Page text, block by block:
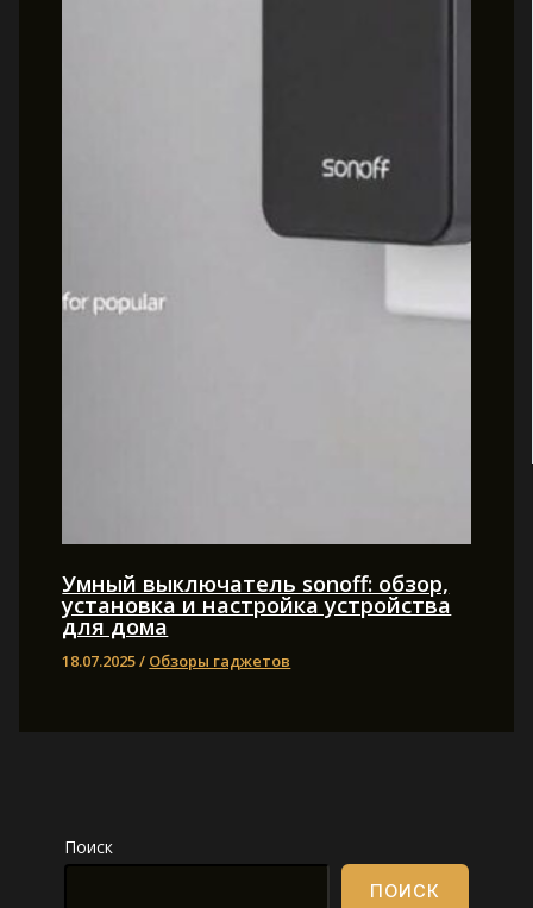
Умный выключатель sonoff: обзор,
установка и настройка устройства
для дома
18.07.2025/ Обзоры гаджетов
Поиск
ПОИСК